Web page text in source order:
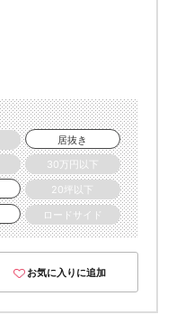
居抜き
30万円以下
20坪以下
ロードサイド
お気に入りに追加